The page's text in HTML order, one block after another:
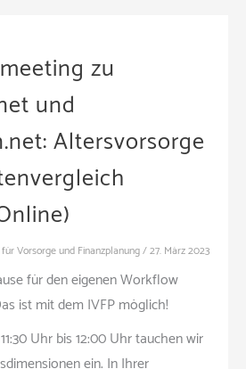
zu
und
Altersvorsorge
Vorsorge und Finanzplanung/27. März 2023
für den eigenen Workflow
ist mit dem IVFP möglich!
Uhr bis 12:00 Uhr tauchen wir
ein. In Ihrer